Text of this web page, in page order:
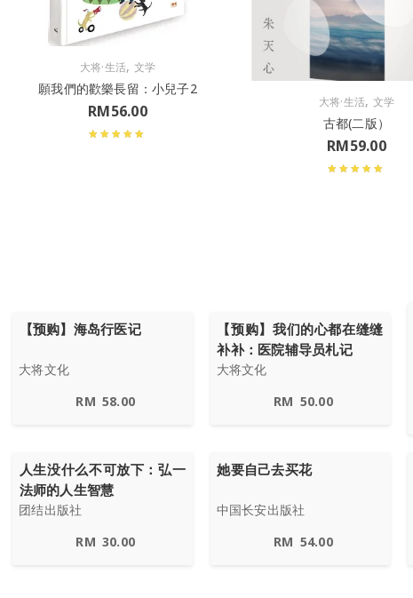
大将·生活, 文学
願我們的歡樂長留：小兒子2
RM56.00 大将·生活, 文学
古都(二版）
RM59.00
【预购】海岛行医记
大将文化
RM 58.00
【预购】我们的心都在缝缝
补补：医院辅导员札记
大将文化
RM 50.00
人生没什么不可放下：弘一
法师的人生智慧
团结出版社
RM 30.00
她要自己去买花
中国长安出版社
RM 54.00